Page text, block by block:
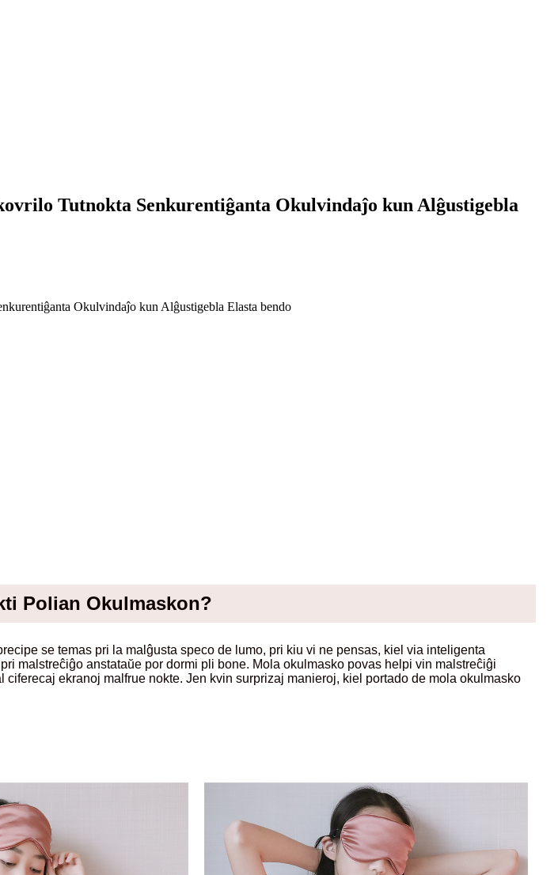
Tutnokta Senkurentiĝanta Okulvindaĵo kun Alĝustigebla
Okulvindaĵo kun Alĝustigebla Elasta bendo
Polian Okulmaskon?
se temas pri la malĝusta speco de lumo, pri kiu vi ne pensas, kiel via inteligenta
malstreĉiĝo anstataŭe por dormi pli bone. Mola okulmasko povas helpi vin malstreĉiĝi
ekranoj malfrue nokte. Jen kvin surprizaj manieroj, kiel portado de mola okulmasko